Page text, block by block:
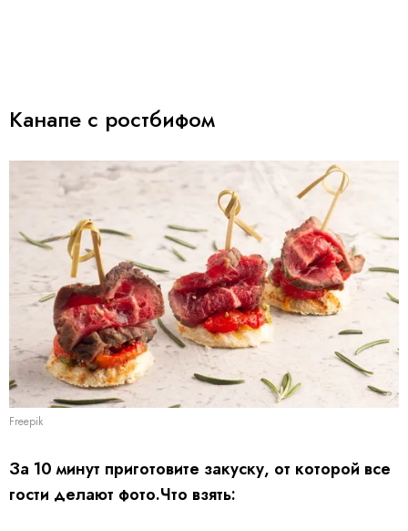
Канапе с ростбифом
Freepik
За 10 минут приготовите закуску, от которой все
гости делают фото.Что взять: